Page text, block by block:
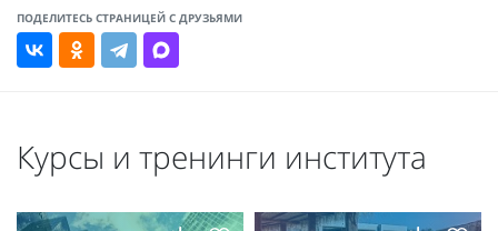
ПОДЕЛИТЕСЬ СТРАНИЦЕЙ С ДРУЗЬЯМИ
Курсы и тренинги института